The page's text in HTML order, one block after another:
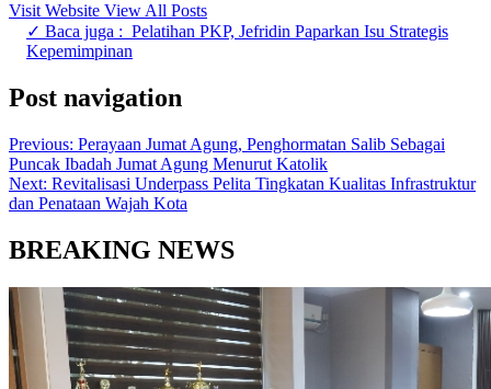
Visit Website View All Posts
✓ Baca juga : Pelatihan PKP, Jefridin Paparkan Isu Strategis
Kepemimpinan
Post navigation
Previous: Perayaan Jumat Agung, Penghormatan Salib Sebagai
Puncak Ibadah Jumat Agung Menurut Katolik
Next: Revitalisasi Underpass Pelita Tingkatan Kualitas Infrastruktur
dan Penataan Wajah Kota
BREAKING NEWS